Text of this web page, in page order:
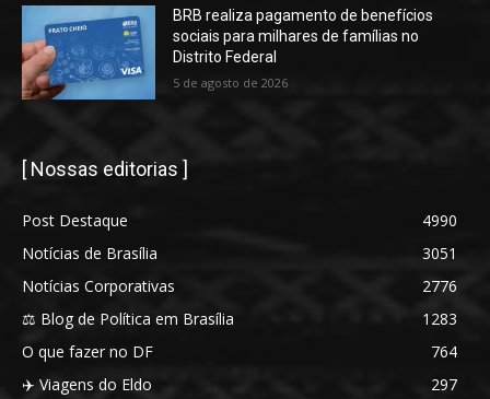
BRB realiza pagamento de benefícios
sociais para milhares de famílias no
Distrito Federal
5 de agosto de 2026
[ Nossas editorias ]
Post Destaque
4990
Notícias de Brasília
3051
Notícias Corporativas
2776
⚖️ Blog de Política em Brasília
1283
O que fazer no DF
764
✈️ Viagens do Eldo
297